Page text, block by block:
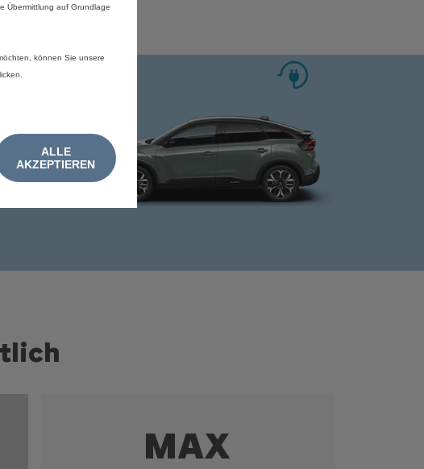
MAX
Übermittlung auf Grundlage
können Sie unsere
ALLE
AKZEPTIEREN